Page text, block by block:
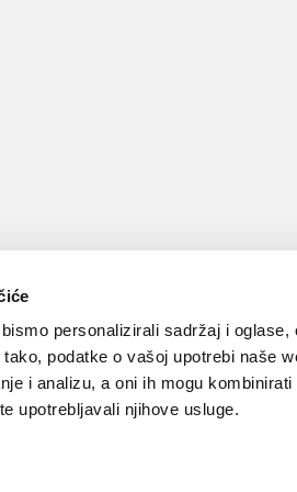
personalizirali sadržaj i
podatke o vašoj upotrebi naše
i analizu, a oni ih mogu
upotrebljavali njihove usluge.